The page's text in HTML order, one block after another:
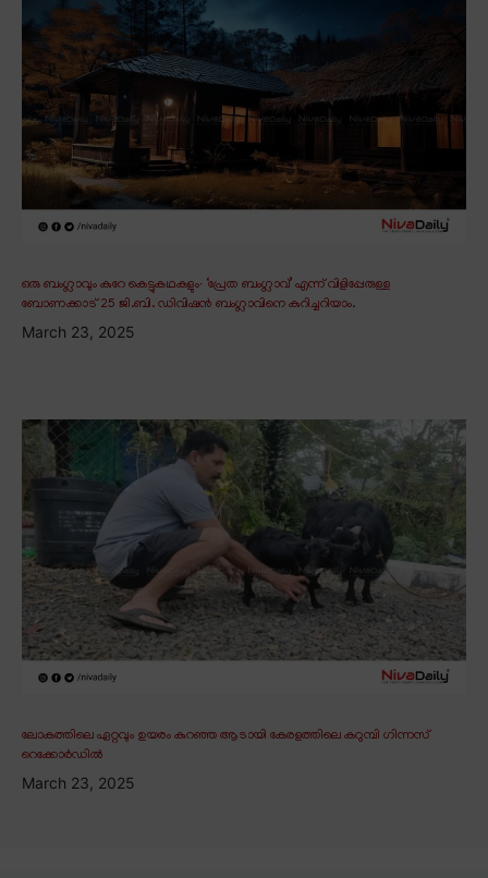
ഒരു ബംഗ്ലാവും കുറേ കെട്ടുകഥകളും∙ ‘പ്രേത ബംഗ്ലാവ്’ എന്ന് വിളിപ്പേരുള്ള
ബോണക്കാട് 25 ജി.ബി. ഡിവിഷൻ ബംഗ്ലാവിനെ കുറിച്ചറിയാം.
March 23, 2025
ലോകത്തിലെ ഏറ്റവും ഉയരം കുറഞ്ഞ ആടായി കേരളത്തിലെ കറുമ്പി ഗിന്നസ്
റെക്കോർഡിൽ
March 23, 2025